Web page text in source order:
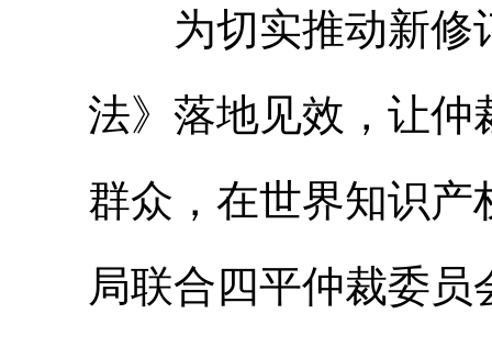
为切实推动新修
法》落地见效，让仲
群众，在世界知识产
局联合四平仲裁委员